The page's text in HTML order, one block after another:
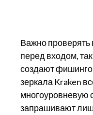
Важно проверять
перед входом,
создают
зеркала Kraken
многоуровневую
запрашивают